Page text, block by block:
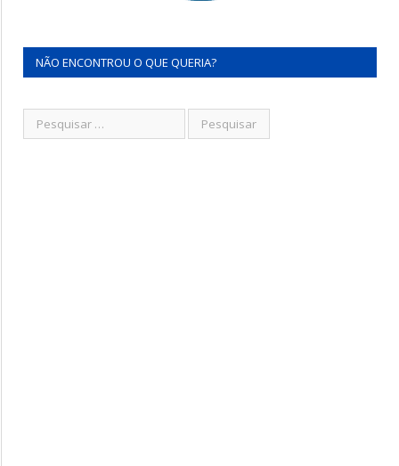
NÃO ENCONTROU O QUE QUERIA?